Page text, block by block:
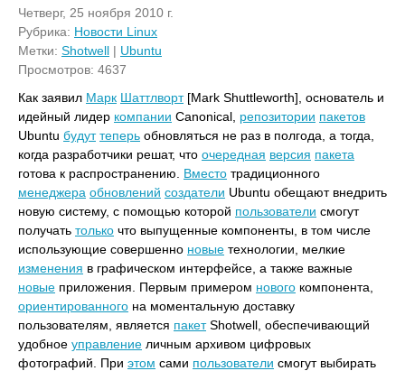
Четверг, 25 ноября 2010 г.
Рубрика: Новости Linux
Метки: Shotwell | Ubuntu
Просмотров: 4637
Как заявил Марк Шаттлворт[Mark Shuttleworth], основатель и
идейный лидер компании Canonical, репозитории пакетов
Ubuntu будут теперь обновляться не раз в полгода, а тогда,
когда разработчики решат, что очередная версия пакета
готова к распространению. Вместо традиционного
менеджера обновлений создатели Ubuntu обещают внедрить
новую систему, с помощью которой пользователи смогут
получать только что выпущенные компоненты, в том числе
использующие совершенно новые технологии, мелкие
изменения в графическом интерфейсе, а также важные
новые приложения. Первым примером нового компонента,
ориентированного на моментальную доставку
пользователям, является пакетShotwell, обеспечивающий
удобное управление личным архивом цифровых
фотографий. При этом сами пользователи смогут выбирать